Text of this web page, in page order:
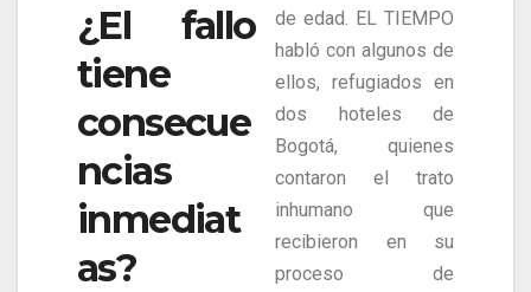
¿El fallo
tiene
consecue
ncias
inmediat
as?
de edad. EL TIEMPO
habló con algunos de
ellos, refugiados en
dos hoteles de
Bogotá, quienes
contaron el trato
inhumano que
recibieron en su
proceso de